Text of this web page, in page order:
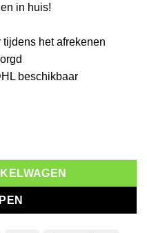
in huis!
het afrekenen
beschikbaar